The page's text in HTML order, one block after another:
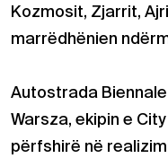
Kozmosit, Zjarrit,
marrëdhënien
Autostrada
Warsza, ekipin e
përfshirë në